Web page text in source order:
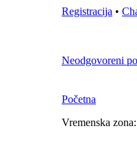
Registracija •
Neodgovoreni
Početna
Vremenska